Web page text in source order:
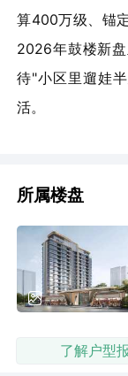
算400万级、锚
2026年鼓楼新
待"小区里遛娃
活。
所属楼盘
了解户型